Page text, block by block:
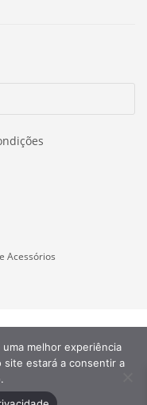
Acessórios
melhor experiência
site estará a consentir a